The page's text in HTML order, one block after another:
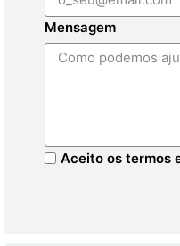
Mensagem
Aceito os termos